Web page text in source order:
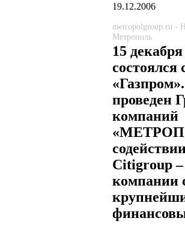
19.12.2006
metropolgroup.ru -
Метрополь
15
проведен
компаний
Citigroup –
компании